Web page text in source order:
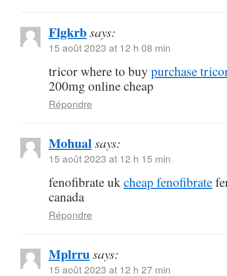
Flgkrbsays:
15 août 2023 at 12 h 08 min
tricor where to buy purchase
200mg online cheap
Répondre
Mohualsays:
15 août 2023 at 12 h 15 min
fenofibrate ukcheap fenofibrate
canada
Répondre
Mplrrusays:
15 août 2023 at 12 h 27 min